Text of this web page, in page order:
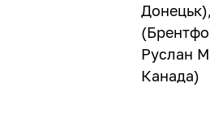
Руслан
Канада)